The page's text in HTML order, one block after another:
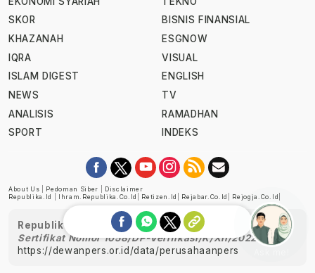
SKOR
KHAZANAH
IQRA
ISLAM DIGEST
NEWS
ANALISIS
SPORT
BISNIS FINANSIAL
ESGNOW
VISUAL
ENGLISH
TV
RAMADHAN
INDEKS
About Us Pedoman Siber
Disclaimer
Republika.id
Ihram.republika.co.id Retizen.id Rejabar.co.id Rejogja.co.id
Republika telah diverifikasi oleh Dewan Pers
Sertifikat Nomor 1058/DP-Verifikasi/K/XII/2022
https://dewanpers.or.id/data/perusahaanpers